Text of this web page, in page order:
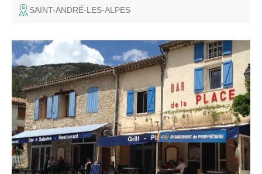
SAINT-ANDRÉ-LES-ALPES
Le Bar Restaurant de la Place, au cœur du village de La
Palud-sur-Verdon, vous propose ses services de cafétéria
et bar, ainsi que de restauration avec ses spécialités de
cuisine française et italienne.